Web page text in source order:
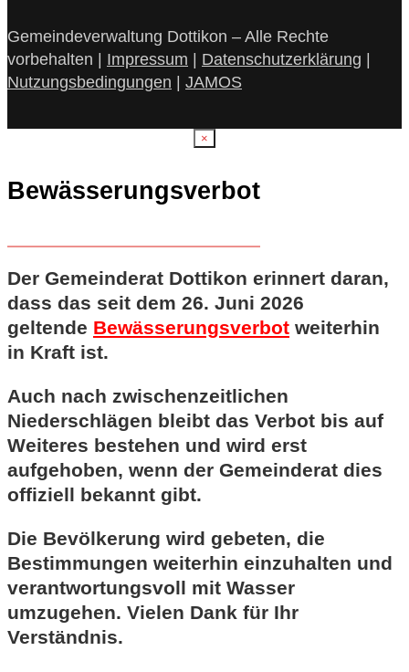
Gemeindeverwaltung Dottikon – Alle Rechte
vorbehalten | Impressum | Datenschutzerklärung |
Nutzungsbedingungen | JAMOS
×
Bewässerungsverbot
Der Gemeinderat Dottikon erinnert daran,
dass das seit dem 26. Juni 2026
geltende Bewässerungsverbot weiterhin
in Kraft ist.
Auch nach zwischenzeitlichen
Niederschlägen bleibt das Verbot bis auf
Weiteres bestehen und wird erst
aufgehoben, wenn der Gemeinderat dies
offiziell bekannt gibt.
Die Bevölkerung wird gebeten, die
Bestimmungen weiterhin einzuhalten und
verantwortungsvoll mit Wasser
umzugehen. Vielen Dank für Ihr
Verständnis.